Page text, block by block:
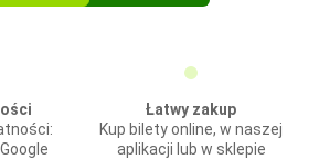
Łatwy zakup
Kup bilety online, w naszej
aplikacji lub w sklepie